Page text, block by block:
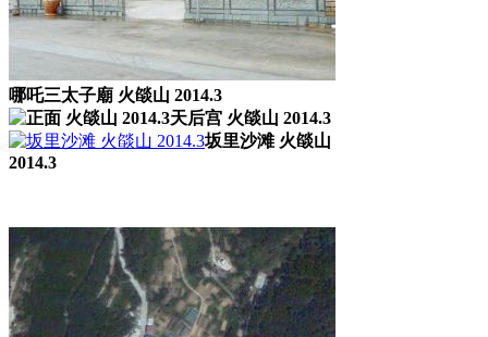
哪吒三太子廟 火燄山 2014.3
天后宫 火燄山 2014.3
坂里沙滩 火燄山
2014.3